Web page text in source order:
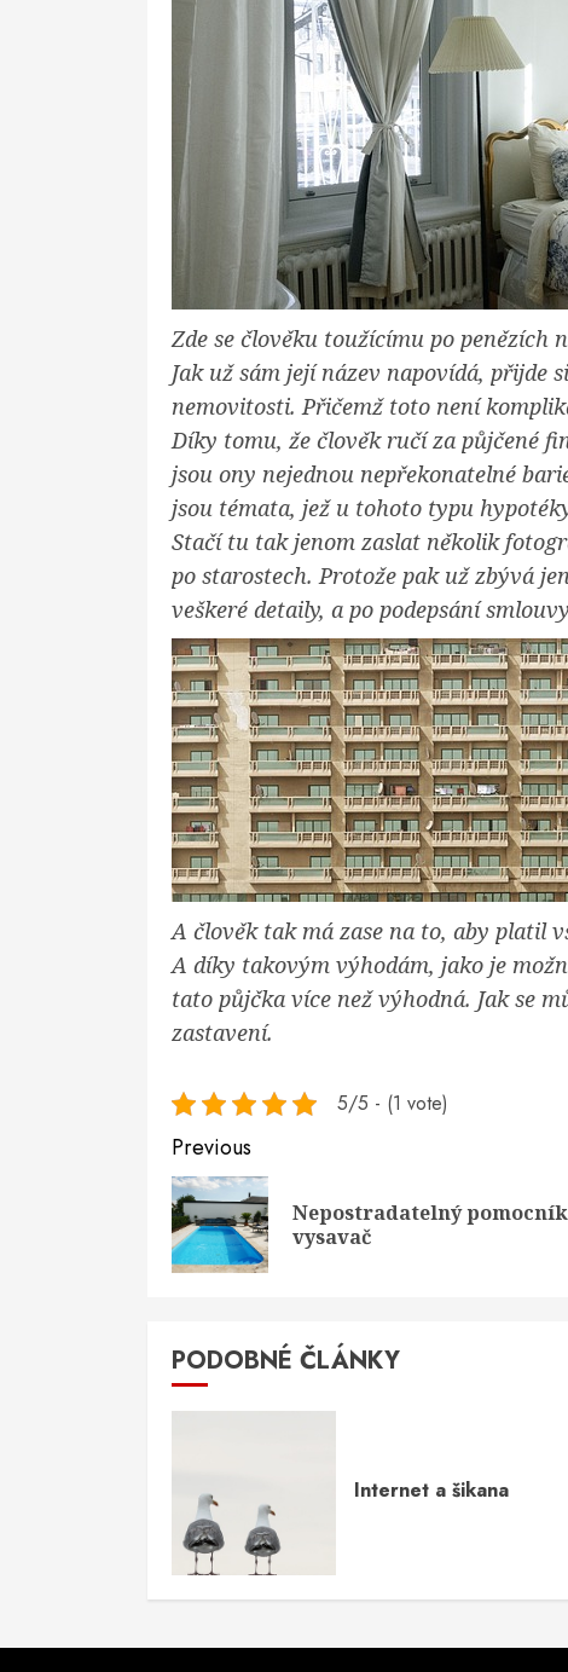
Zde se člověku toužícímu po penězích
Jak už sám její název napovídá, přijde
nemovitosti. Přičemž toto není
Díky tomu, že člověk ručí za půjčené
jsou ony nejednou nepřekonatelné
jsou témata, jež u tohoto typu
Stačí tu tak jenom zaslat několik
po starostech. Protože pak už zbývá
veškeré detaily, a po podepsání
A člověk tak má zase na to, aby platil
A díky takovým výhodám, jako je
tato půjčka více než výhodná. Jak se
zastavení.
5/5 - (1 vote)
Continue
Reading
Previous
Nepostradatelný
vysavač
PODOBNÉ ČLÁNKY
Internet a šikana